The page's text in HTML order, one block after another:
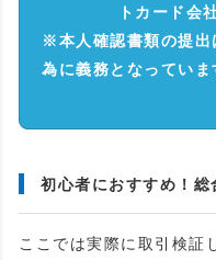
トカード会
※本人確認書類の提出
為に義務となってい
初心者におすすめ！
ここでは実際に取引検証